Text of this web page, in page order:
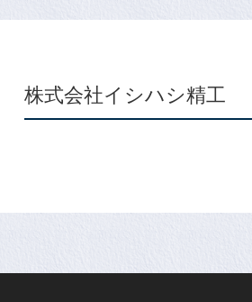
株式会社イシハシ精工